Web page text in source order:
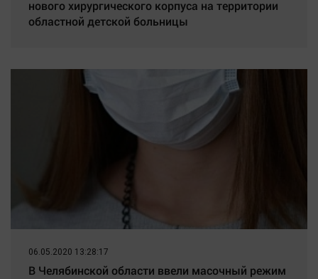
нового хирургического корпуса на территории
областной детской больницы
06.05.2020 13:28:17
В Челябинской области ввели масочный режим